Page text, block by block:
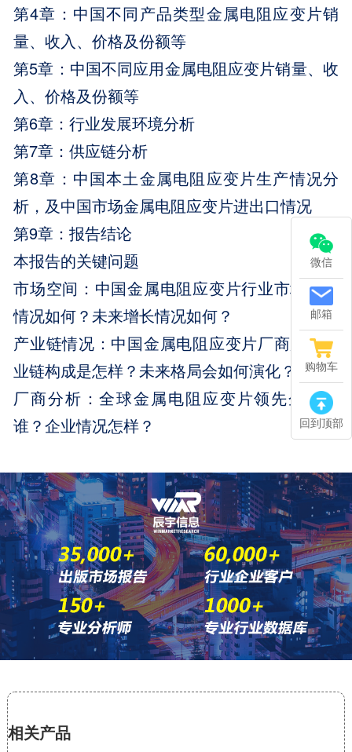
微信
邮箱
购物车
回到顶部
第4章：中国不同产品类型金属电阻应变片销
量、收入、价格及份额等
第5章：中国不同应用金属电阻应变片销量、收
入、价格及份额等
第6章：行业发展环境分析
第7章：供应链分析
第8章：中国本土金属电阻应变片生产情况分
析，及中国市场金属电阻应变片进出口情况
第9章：报告结论
本报告的关键问题
市场空间：中国金属电阻应变片行业市场规模
情况如何？未来增长情况如何？
产业链情况：中国金属电阻应变片厂商所在产
业链构成是怎样？未来格局会如何演化？
厂商分析：全球金属电阻应变片领先企业是
谁？企业情况怎样？
相关产品